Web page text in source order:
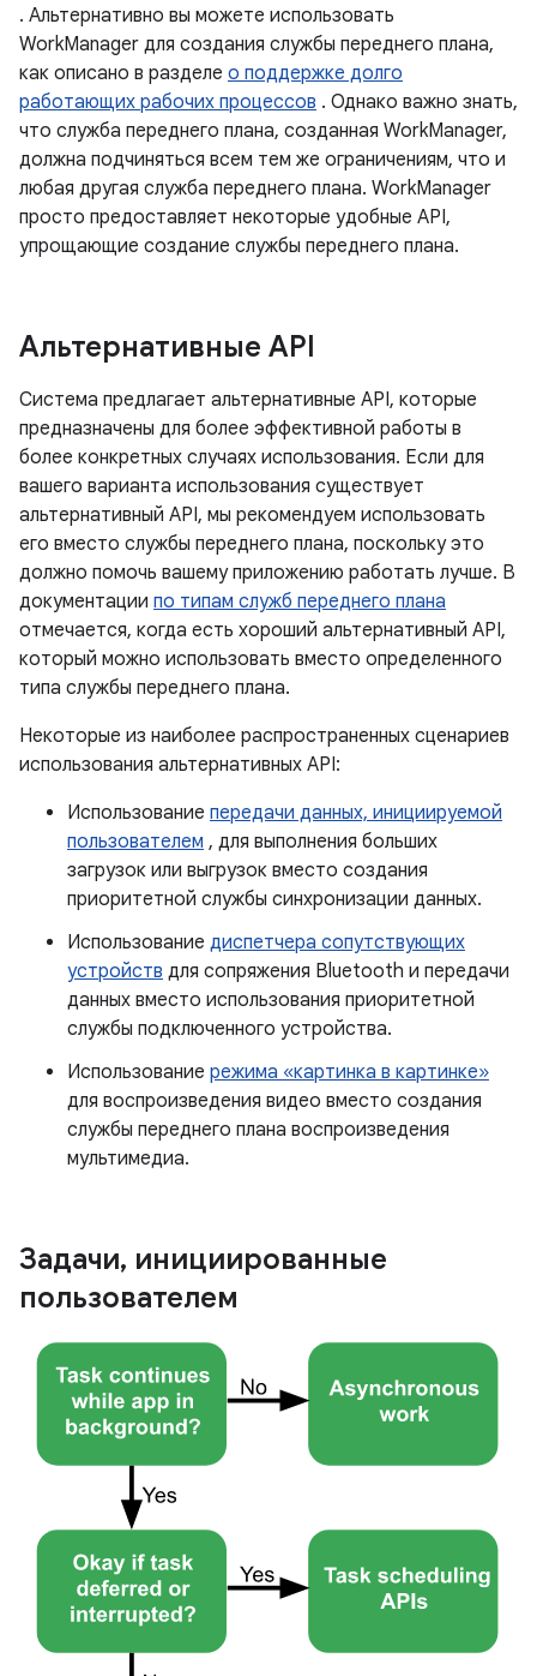
. Альтернативно вы можете использовать
WorkManager для создания службы переднего плана,
как описано в разделе о поддержке долго
работающих рабочих процессов . Однако важно знать,
что служба переднего плана, созданная WorkManager,
должна подчиняться всем тем же ограничениям, что и
любая другая служба переднего плана. WorkManager
просто предоставляет некоторые удобные API,
упрощающие создание службы переднего плана.
Альтернативные API
Система предлагает альтернативные API, которые
предназначены для более эффективной работы в
более конкретных случаях использования. Если для
вашего варианта использования существует
альтернативный API, мы рекомендуем использовать
его вместо службы переднего плана, поскольку это
должно помочь вашему приложению работать лучше. В
документации по типам служб переднего плана
отмечается, когда есть хороший альтернативный API,
который можно использовать вместо определенного
типа службы переднего плана.
Некоторые из наиболее распространенных сценариев
использования альтернативных API:
Использование передачи данных, инициируемой
пользователем , для выполнения больших
загрузок или выгрузок вместо создания
приоритетной службы синхронизации данных.
Использование диспетчера сопутствующих
устройств для сопряжения Bluetooth и передачи
данных вместо использования приоритетной
службы подключенного устройства.
Использование режима «картинка в картинке»
для воспроизведения видео вместо создания
службы переднего плана воспроизведения
мультимедиа.
Задачи, инициированные
пользователем